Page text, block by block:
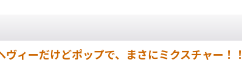
ィーだけどポップで、まさにミクスチャー！！